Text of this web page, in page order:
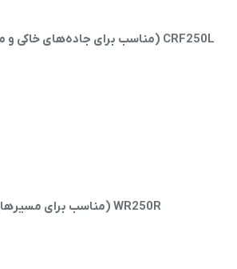
CRF250L (مناسب برای جاده‌های خاکی و مناطق کوهستانی بوکان)
WR250R (مناسب برای مسیرهای ناهموار و کوهستانی)